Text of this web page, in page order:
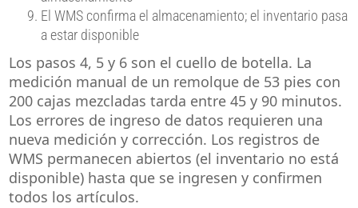
El WMS confirma el almacenamiento; el inventario pasa
a estar disponible
Los pasos 4, 5 y 6 son el cuello de botella. La
medición manual de un remolque de 53 pies con
200 cajas mezcladas tarda entre 45 y 90 minutos.
Los errores de ingreso de datos requieren una
nueva medición y corrección. Los registros de
WMS permanecen abiertos (el inventario no está
disponible) hasta que se ingresen y confirmen
todos los artículos.